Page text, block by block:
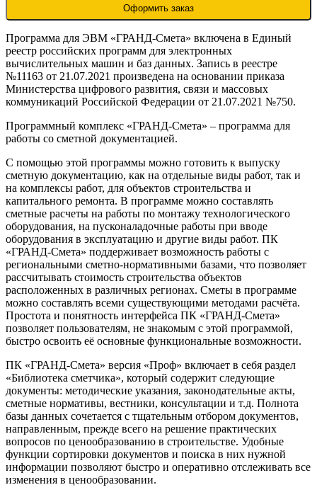
Оформить заказ
Программа для ЭВМ «ГРАНД-Смета» включена в Единый
реестр российских программ для электронных
вычислительных машин и баз данных. Запись в реестре
№11163 от 21.07.2021 произведена на основании приказа
Министерства цифрового развития, связи и массовых
коммуникаций Российской Федерации от 21.07.2021 №750.
Программный комплекс «ГРАНД-Смета» – программа для
работы со сметной документацией.
С помощью этой программы можно готовить к выпуску
сметную документацию, как на отдельные виды работ, так и
на комплексы работ, для объектов строительства и
капитального ремонта. В программе можно составлять
сметные расчеты на работы по монтажу технологического
оборудования, на пусконаладочные работы при вводе
оборудования в эксплуатацию и другие виды работ. ПК
«ГРАНД-Смета» поддерживает возможность работы с
региональными сметно-нормативными базами, что позволяет
рассчитывать стоимость строительства объектов
расположенных в различных регионах. Сметы в программе
можно составлять всеми существующими методами расчёта.
Простота и понятность интерфейса ПК «ГРАНД-Смета»
позволяет пользователям, не знакомым с этой программой,
быстро освоить её основные функциональные возможности.
ПК «ГРАНД-Смета» версия «Проф» включает в себя раздел
«Библиотека сметчика», который содержит следующие
документы: методические указания, законодательные акты,
сметные нормативы, вестники, консультации и т.д. Полнота
базы данных сочетается с тщательным отбором документов,
направленным, прежде всего на решение практических
вопросов по ценообразованию в строительстве. Удобные
функции сортировки документов и поиска в них нужной
информации позволяют быстро и оперативно отслеживать все
изменения в ценообразовании.